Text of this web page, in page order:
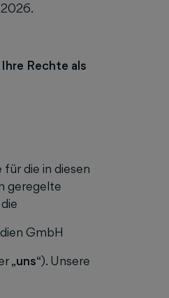
Rechte als
die in diesen
geregelte
GmbH
„uns“). Unsere